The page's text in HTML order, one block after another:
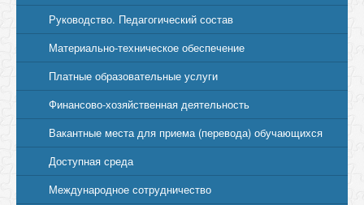
Руководство. Педагогический состав
Материально-техническое обеспечение
Платные образовательные услуги
Финансово-хозяйственная деятельность
Вакантные места для приема (перевода) обучающихся
Доступная среда
Международное сотрудничество